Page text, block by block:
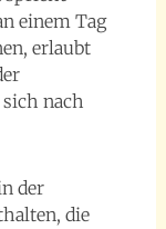
einem Tag
erlaubt
nach
der
die